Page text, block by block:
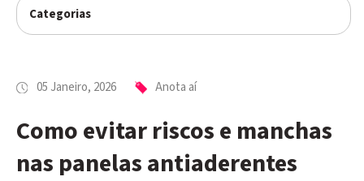
Categorias
05 Janeiro, 2026 Anota aí
Como evitar riscos e manchas
nas panelas antiaderentes